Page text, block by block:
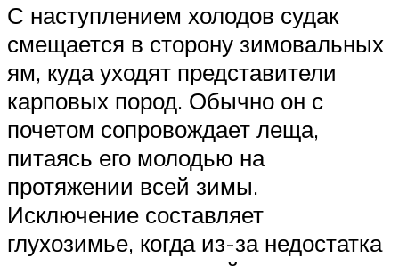
С наступлением холодов судак
смещается в сторону зимовальных
ям, куда уходят представители
карповых пород. Обычно он с
почетом сопровождает леща,
питаясь его молодью на
протяжении всей зимы.
Исключение составляет
глухозимье, когда из-за недостатка